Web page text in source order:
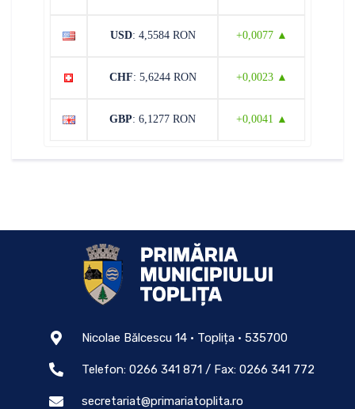
USD: 4,5584 RON +0,0077 ▲
CHF: 5,6244 RON +0,0023 ▲
GBP: 6,1277 RON +0,0041 ▲
Nicolae Bălcescu 14 • Toplița • 535700
Telefon: 0266 341 871 / Fax: 0266 341 772
secretariat@primariatoplita.ro